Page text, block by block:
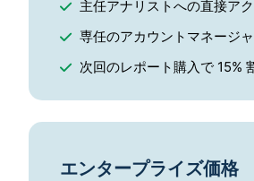
主任アナリストへの直接ア
専任のアカウントマネージ
次回のレポート購入で 15%
エンタープライズ価格